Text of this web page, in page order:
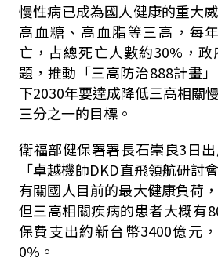
慢性病已成為國人健康的重大
高血糖、高血脂等三高，每
亡，占總死亡人數約30% ，
題，推動「三高防治888計畫
下2030年要達成降低三高相關
三分之一的目標。
衛福部健保署署長石崇良3日
「卓越機師DKD直飛領航研討
有關國人目前的最大健康負荷
但三高相關疾病的患者大概有
保費支出約新台幣3400億元
0% 。